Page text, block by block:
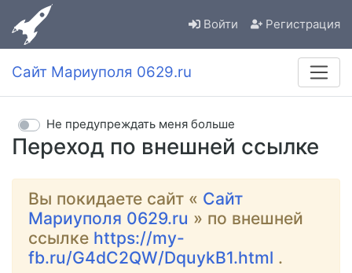
Войти Регистрация
Сайт Мариуполя 0629.ru
Переход по внешней ссылке
Не предупреждать меня больше
Вы покидаете сайт « Сайт
Мариуполя 0629.ru » по внешней
ссылке https://my-
fb.ru/G4dC2QW/DquykB1.html .